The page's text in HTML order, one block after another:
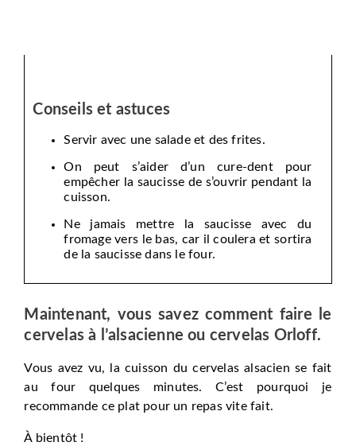
Conseils et astuces
Servir avec une salade et des frites.
On peut s’aider d’un cure-dent pour
empêcher la saucisse de s’ouvrir pendant la
cuisson.
Ne jamais mettre la saucisse avec du
fromage vers le bas, car il coulera et sortira
de la saucisse dans le four.
Maintenant, vous savez comment faire le
cervelas à l’alsacienne ou cervelas Orloff.
Vous avez vu, la cuisson du cervelas alsacien se fait
au four quelques minutes. C’est pourquoi je
recommande ce plat pour un repas vite fait.
À bientôt !